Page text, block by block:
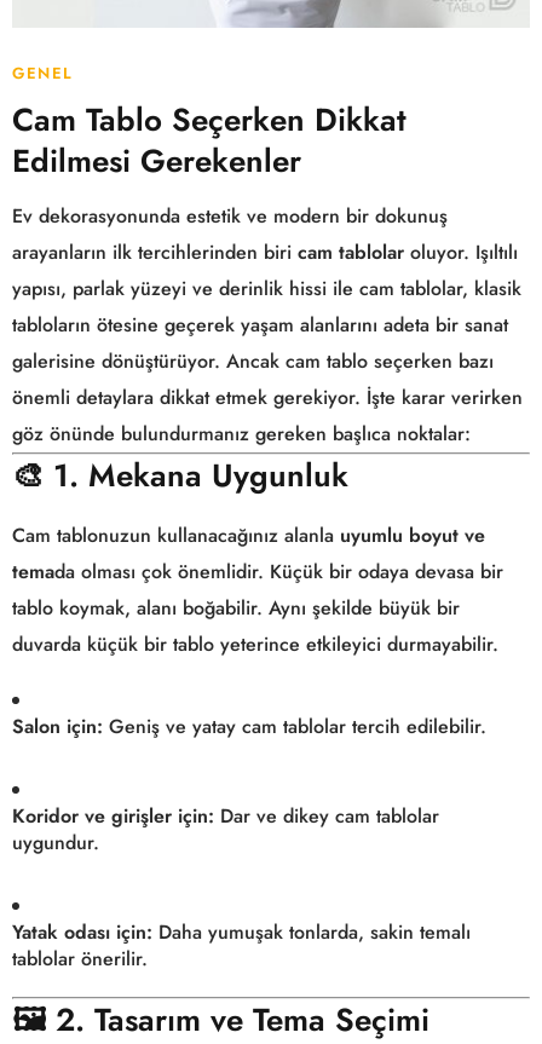
GENEL
Cam Tablo Seçerken Dikkat
Edilmesi Gerekenler
Ev dekorasyonunda estetik ve modern bir dokunuş
arayanların ilk tercihlerinden biri cam tablolar oluyor. Işıltılı
yapısı, parlak yüzeyi ve derinlik hissi ile cam tablolar, klasik
tabloların ötesine geçerek yaşam alanlarını adeta bir sanat
galerisine dönüştürüyor. Ancak cam tablo seçerken bazı
önemli detaylara dikkat etmek gerekiyor. İşte karar verirken
göz önünde bulundurmanız gereken başlıca noktalar:
🎨 1. Mekana Uygunluk
Cam tablonuzun kullanacağınız alanla uyumlu boyut ve
temada olması çok önemlidir. Küçük bir odaya devasa bir
tablo koymak, alanı boğabilir. Aynı şekilde büyük bir
duvarda küçük bir tablo yeterince etkileyici durmayabilir.
Salon için: Geniş ve yatay cam tablolar tercih edilebilir.
Koridor ve girişler için: Dar ve dikey cam tablolar
uygundur.
Yatak odası için: Daha yumuşak tonlarda, sakin temalı
tablolar önerilir.
🖼️ 2. Tasarım ve Tema Seçimi